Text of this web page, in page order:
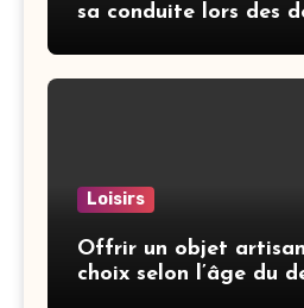
sa conduite lors des
Loisirs
Offrir un objet
choix selon l’âge du